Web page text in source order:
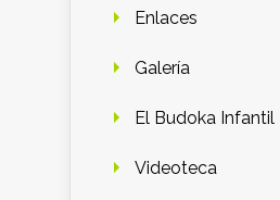
Enlaces
Galería
El Budoka Infantil
Videoteca